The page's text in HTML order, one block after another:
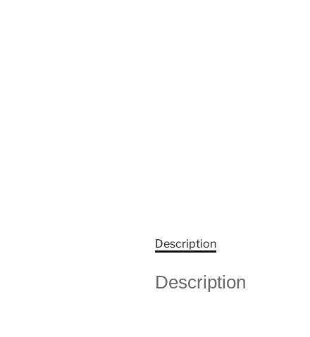
Description
Description